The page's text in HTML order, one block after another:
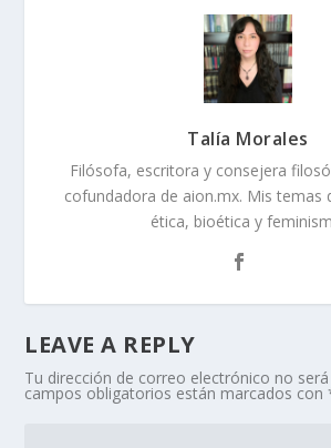
Talía Morales
Filósofa, escritora y consejera
cofundadora de aion.mx. Mis temas
ética, bioética y
LEAVE A REPLY
Tu dirección de correo electrónico no será
campos obligatorios están marcados con